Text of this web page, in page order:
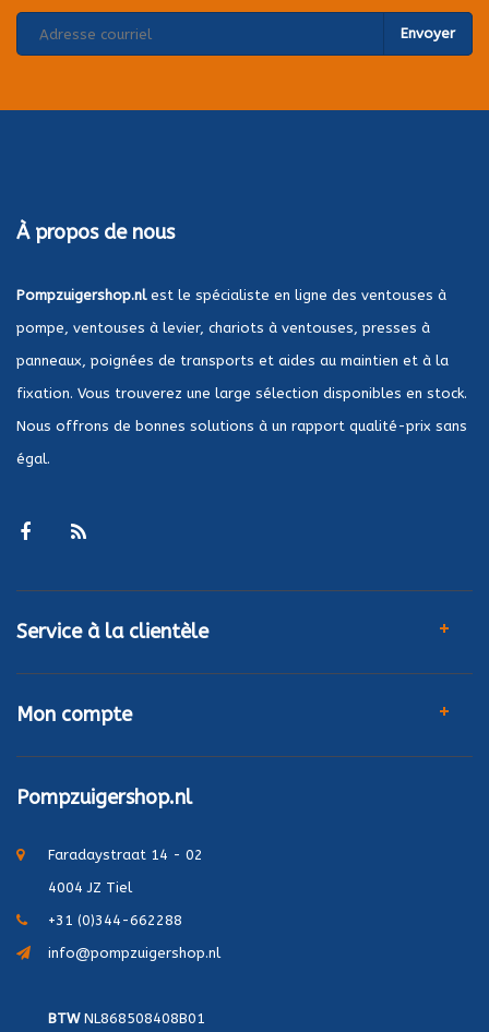
Envoyer
À propos de nous
Pompzuigershop.nlest le spécialiste en ligne des ventouses à
pompe, ventouses à levier, chariots à ventouses, presses à
panneaux, poignées de transports et aides au maintien et à la
fixation. Vous trouverez une large sélection disponibles en stock.
Nous offrons de bonnes solutions à un rapport qualité-prix sans
égal.
Service à la clientèle
Mon compte
Pompzuigershop.nl
Faradaystraat 14 - 02
4004 JZ Tiel
+31 (0)344-662288
info@pompzuigershop.nl
BTWNL868508408B01